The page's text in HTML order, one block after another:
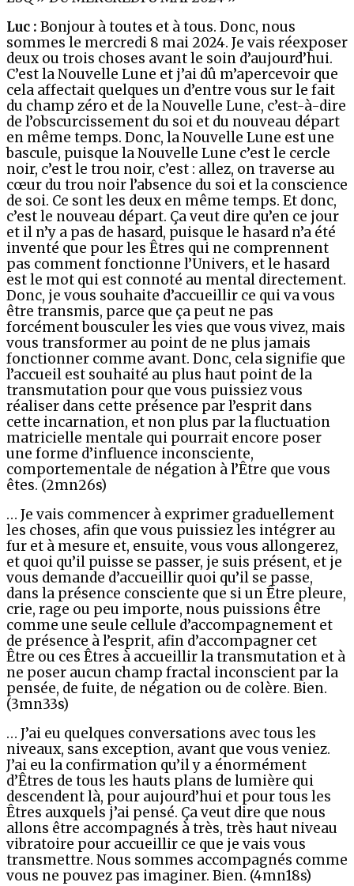
Luc : Bonjour à toutes et à tous. Donc, nous
sommes le mercredi 8 mai 2024. Je vais réexposer
deux ou trois choses avant le soin d’aujourd’hui.
C’est la Nouvelle Lune et j’ai dû m’apercevoir que
cela affectait quelques un d’entre vous sur le fait
du champ zéro et de la Nouvelle Lune, c’est-à-dire
de l’obscurcissement du soi et du nouveau départ
en même temps. Donc, la Nouvelle Lune est une
bascule, puisque la Nouvelle Lune c’est le cercle
noir, c’est le trou noir, c’est : allez, on traverse au
cœur du trou noir l’absence du soi et la conscience
de soi. Ce sont les deux en même temps. Et donc,
c’est le nouveau départ. Ça veut dire qu’en ce jour
et il n’y a pas de hasard, puisque le hasard n’a été
inventé que pour les Êtres qui ne comprennent
pas comment fonctionne l’Univers, et le hasard
est le mot qui est connoté au mental directement.
Donc, je vous souhaite d’accueillir ce qui va vous
être transmis, parce que ça peut ne pas
forcément bousculer les vies que vous vivez, mais
vous transformer au point de ne plus jamais
fonctionner comme avant. Donc, cela signifie que
l’accueil est souhaité au plus haut point de la
transmutation pour que vous puissiez vous
réaliser dans cette présence par l’esprit dans
cette incarnation, et non plus par la fluctuation
matricielle mentale qui pourrait encore poser
une forme d’influence inconsciente,
comportementale de négation à l’Être que vous
êtes. (2mn26s)
… Je vais commencer à exprimer graduellement
les choses, afin que vous puissiez les intégrer au
fur et à mesure et, ensuite, vous vous allongerez,
et quoi qu’il puisse se passer, je suis présent, et je
vous demande d’accueillir quoi qu’il se passe,
dans la présence consciente que si un Être pleure,
crie, rage ou peu importe, nous puissions être
comme une seule cellule d’accompagnement et
de présence à l’esprit, afin d’accompagner cet
Être ou ces Êtres à accueillir la transmutation et à
ne poser aucun champ fractal inconscient par la
pensée, de fuite, de négation ou de colère. Bien.
(3mn33s)
… J’ai eu quelques conversations avec tous les
niveaux, sans exception, avant que vous veniez.
J’ai eu la confirmation qu’il y a énormément
d’Êtres de tous les hauts plans de lumière qui
descendent là, pour aujourd’hui et pour tous les
Êtres auxquels j’ai pensé. Ça veut dire que nous
allons être accompagnés à très, très haut niveau
vibratoire pour accueillir ce que je vais vous
transmettre. Nous sommes accompagnés comme
vous ne pouvez pas imaginer. Bien. (4mn18s)